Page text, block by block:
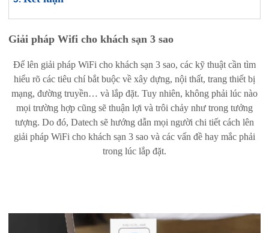
Giải pháp Wifi cho khách sạn 3 sao
Để lên giải pháp WiFi cho khách sạn 3 sao, các kỹ thuật cần tìm
hiểu rõ các tiêu chí bắt buộc về xây dựng, nội thất, trang thiết bị
mạng, đường truyền… và lắp đặt. Tuy nhiên, không phải lúc nào
mọi trường hợp cũng sẽ thuận lợi và trôi chảy như trong tưởng
tượng. Do đó, Datech sẽ hướng dẫn mọi người chi tiết cách lên
giải pháp WiFi cho khách sạn 3 sao và các vấn đề hay mắc phải
trong lúc lắp đặt.